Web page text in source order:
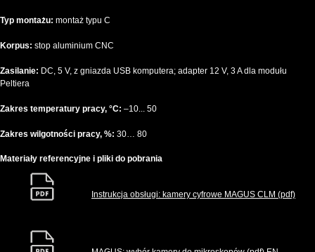
Typ montażu: montaż typu C
Korpus: stop aluminium CNC
Zasilanie: DC, 5 V, z gniazda USB komputera; adapter 12 V, 3 A dla modułu
Peltiera
Zakres temperatury pracy, °C: –10... 50
Zakres wilgotności pracy, %: 30… 80
Materiały referencyjne i pliki do pobrania
Instrukcja obsługi: kamery cyfrowe MAGUS CLM (pdf)